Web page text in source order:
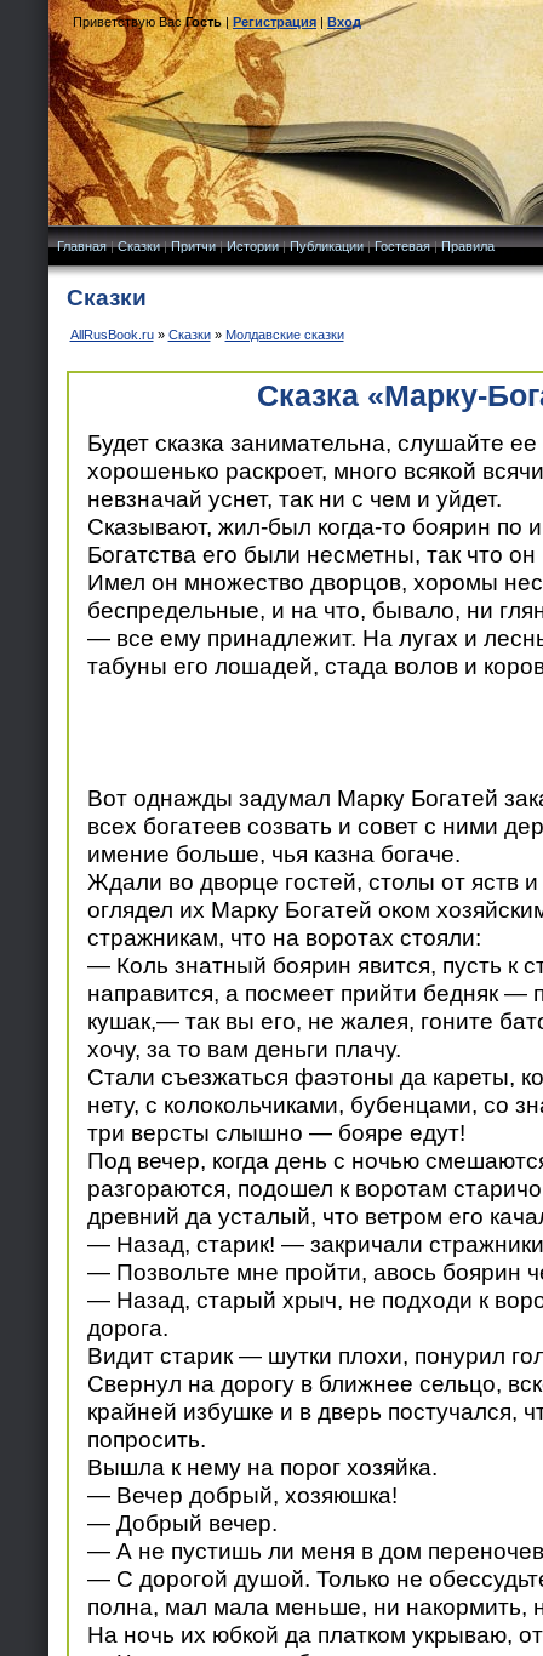
Приветствую Вас Гость|Регистрация|Вход
Главная|Сказки|Притчи|Истории|Публикации|Гостевая|Правила
Сказки
AllRusBook.ru» Сказки» Молдавские сказки
Сказка «Марку-
Будет сказка занимательна, слушайте
хорошенько раскроет, много всякой
невзначай уснет, так ни с чем и уйдет.
Сказывают, жил-был когда-то боярин по
Богатства его были несметны, так что
Имел он множество дворцов, хоромы
беспредельные, и на что, бывало, ни
— все ему принадлежит. На лугах и
табуны его лошадей, стада волов и
Вот однажды задумал Марку Богатей
всех богатеев созвать и совет с ними
имение больше, чья казна богаче.
Ждали во дворце гостей, столы от яств
оглядел их Марку Богатей оком
стражникам, что на воротах стояли:
— Коль знатный боярин явится, пусть к
направится, а посмеет прийти бедняк —
кушак,— так вы его, не жалея, гоните
хочу, за то вам деньги плачу.
Стали съезжаться фаэтоны да кареты,
нету, с колокольчиками, бубенцами, со
три версты слышно — бояре едут!
Под вечер, когда день с ночью
разгораются, подошел к воротам
древний да усталый, что ветром его
— Назад, старик! — закричали
— Позвольте мне пройти, авось боярин
— Назад, старый хрыч, не подходи к
дорога.
Видит старик — шутки плохи, понурил
Свернул на дорогу в ближнее сельцо,
крайней избушке и в дверь постучался,
попросить.
Вышла к нему на порог хозяйка.
— Вечер добрый, хозяюшка!
— Добрый вечер.
— А не пустишь ли меня в дом
— С дорогой душой. Только не
полна, мал мала меньше, ни накормить,
На ночь их юбкой да платком укрываю,